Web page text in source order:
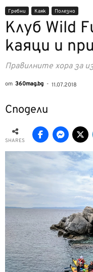
Гребни Каяк Полезно
Клуб Wild
каяци и
Правилните хора за
от 360mag.bg - 11.07.2018
Сподели
SHARES